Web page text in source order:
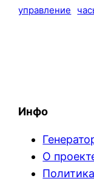
управление
Инфо
О